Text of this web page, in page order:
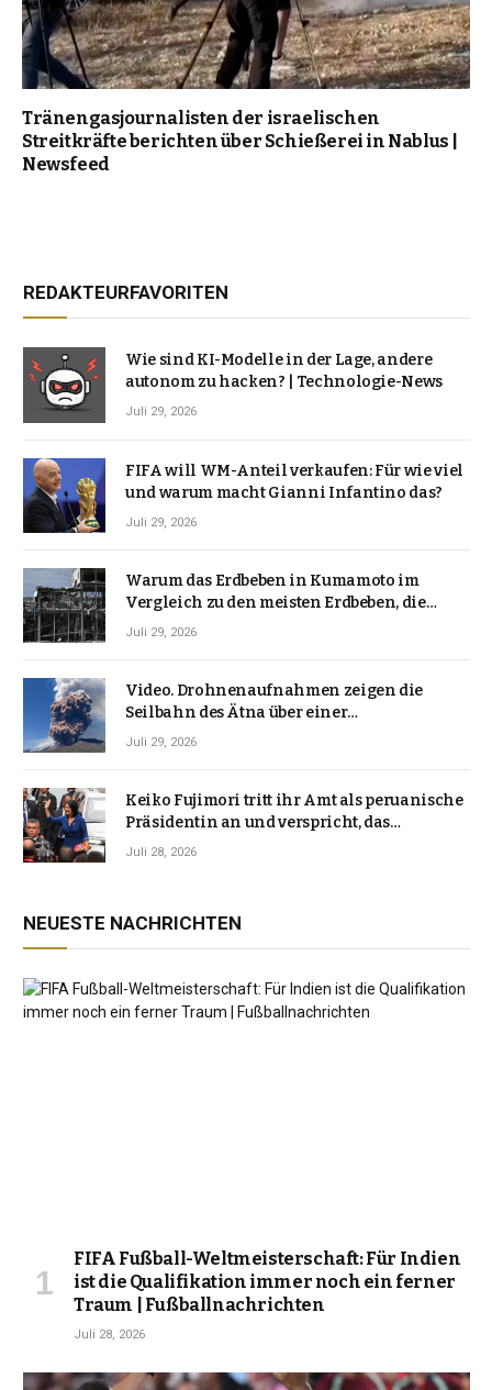
Tränengasjournalisten der israelischen
Streitkräfte berichten über Schießerei in Nablus |
Newsfeed
REDAKTEURFAVORITEN
Wie sind KI-Modelle in der Lage, andere
autonom zu hacken? | Technologie-News
Juli 29, 2026
FIFA will WM-Anteil verkaufen: Für wie viel
und warum macht Gianni Infantino das?
Juli 29, 2026
Warum das Erdbeben in Kumamoto im
Vergleich zu den meisten Erdbeben, die
Japan erschütterten, ungewöhnlich ist
Juli 29, 2026
Video. Drohnenaufnahmen zeigen die
Seilbahn des Ätna über einer
Vulkanlandschaft
Juli 29, 2026
Keiko Fujimori tritt ihr Amt als peruanische
Präsidentin an und verspricht, das
Jahrzehnt der Instabilität zu beenden
Juli 28, 2026
NEUESTE NACHRICHTEN
FIFA Fußball-Weltmeisterschaft: Für Indien
ist die Qualifikation immer noch ein ferner
Traum | Fußballnachrichten
Juli 28, 2026